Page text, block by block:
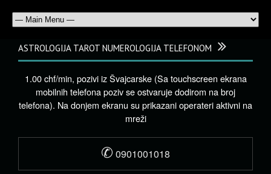
ASTROLOGIJA TAROT NUMEROLOGIJA TELEFONOM
1.00 chf/min, pozivi iz Švajcarske (Sa touchscreen ekrana
mobilnih telefona poziv se ostvaruje dodirom na broj
telefona). Na donjem ekranu su prikazani operateri aktivni na
mreži
✆ 0901001018